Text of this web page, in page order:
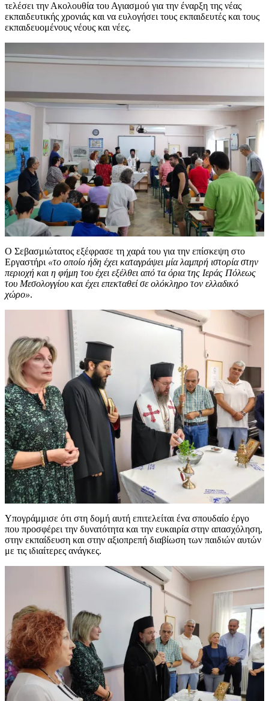
τελέσει την Ακολουθία του Αγιασμού για την έναρξη της νέας
εκπαιδευτικής χρονιάς και να ευλογήσει τους εκπαιδευτές και τους
εκπαιδευομένους νέους και νέες.
Ο Σεβασμιώτατος εξέφρασε τη χαρά του για την επίσκεψη στο
Εργαστήρι «το οποίο ήδη έχει καταγράψει μία λαμπρή ιστορία στην
περιοχή και η φήμη του έχει εξέλθει από τα όρια της Ιεράς Πόλεως
του Μεσολογγίου και έχει επεκταθεί σε ολόκληρο τον ελλαδικό
χώρο».
Υπογράμμισε ότι στη δομή αυτή επιτελείται ένα σπουδαίο έργο
που προσφέρει την δυνατότητα και την ευκαιρία στην απασχόληση,
στην εκπαίδευση και στην αξιοπρεπή διαβίωση των παιδιών αυτών
με τις ιδιαίτερες ανάγκες.